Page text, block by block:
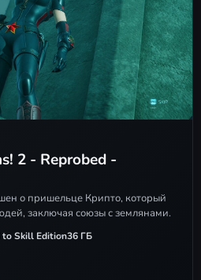
игры с
файла
оверлейSteam
своему
функцию
Play.
2 - Reprobed -
о пришельце Крипто, который
заключая союзы с землянами.
to Skill Edition36 ГБ